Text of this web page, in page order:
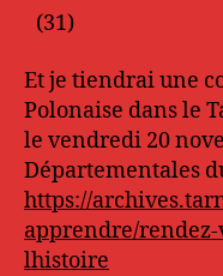
(31)
Et je tiendrai une
Polonaise dans le
le vendredi 20
Départementales
https://
apprendre/
lhistoire